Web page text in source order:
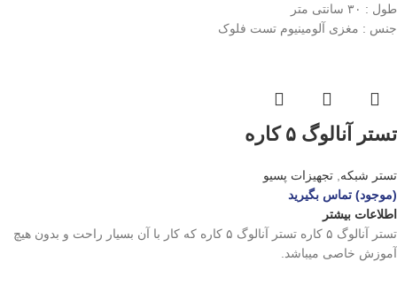
طول : ۳۰ سانتی متر
جنس : مغزی آلومینیوم تست فلوک
تستر آنالوگ ۵ کاره
تستر شبکه تجهیزات پسیو
(موجود) تماس بگیرید
اطلاعات بیشتر
تستر آنالوگ ۵ کاره تستر آنالوگ ۵ کاره که کار با آن بسیار راحت و بدون هیچ
آموزش خاصی میباشد.